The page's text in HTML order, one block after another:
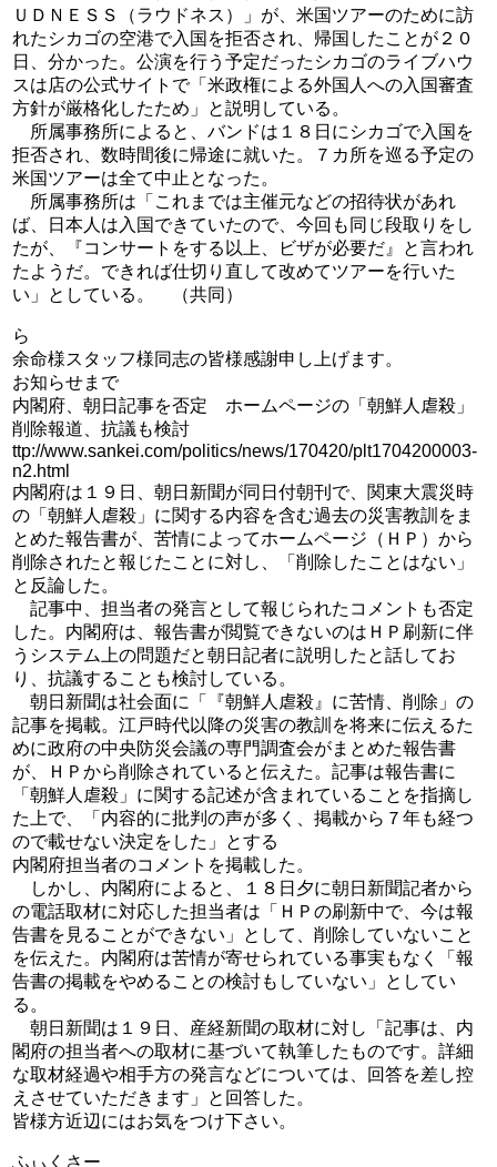
ＵＤＮＥＳＳ（ラウドネス）」が、米国ツアーのために訪
れたシカゴの空港で入国を拒否され、帰国したことが２０
日、分かった。公演を行う予定だったシカゴのライブハウ
スは店の公式サイトで「米政権による外国人への入国審査
方針が厳格化したため」と説明している。
所属事務所によると、バンドは１８日にシカゴで入国を
拒否され、数時間後に帰途に就いた。７カ所を巡る予定の
米国ツアーは全て中止となった。
所属事務所は「これまでは主催元などの招待状があれ
ば、日本人は入国できていたので、今回も同じ段取りをし
たが、『コンサートをする以上、ビザが必要だ』と言われ
たようだ。できれば仕切り直して改めてツアーを行いた
い」としている。 （共同）
ら
余命様スタッフ様同志の皆様感謝申し上げます。
お知らせまで
内閣府、朝日記事を否定 ホームページの「朝鮮人虐殺」
削除報道、抗議も検討
ttp://www.sankei.com/politics/news/170420/plt1704200003-
n2.html
内閣府は１９日、朝日新聞が同日付朝刊で、関東大震災時
の「朝鮮人虐殺」に関する内容を含む過去の災害教訓をま
とめた報告書が、苦情によってホームページ（ＨＰ）から
削除されたと報じたことに対し、「削除したことはない」
と反論した。
記事中、担当者の発言として報じられたコメントも否定
した。内閣府は、報告書が閲覧できないのはＨＰ刷新に伴
うシステム上の問題だと朝日記者に説明したと話してお
り、抗議することも検討している。
朝日新聞は社会面に「『朝鮮人虐殺』に苦情、削除」の
記事を掲載。江戸時代以降の災害の教訓を将来に伝えるた
めに政府の中央防災会議の専門調査会がまとめた報告書
が、ＨＰから削除されていると伝えた。記事は報告書に
「朝鮮人虐殺」に関する記述が含まれていることを指摘し
た上で、「内容的に批判の声が多く、掲載から７年も経つ
ので載せない決定をした」とする
内閣府担当者のコメントを掲載した。
しかし、内閣府によると、１８日夕に朝日新聞記者から
の電話取材に対応した担当者は「ＨＰの刷新中で、今は報
告書を見ることができない」として、削除していないこと
を伝えた。内閣府は苦情が寄せられている事実もなく「報
告書の掲載をやめることの検討もしていない」としてい
る。
朝日新聞は１９日、産経新聞の取材に対し「記事は、内
閣府の担当者への取材に基づいて執筆したものです。詳細
な取材経過や相手方の発言などについては、回答を差し控
えさせていただきます」と回答した。
皆様方近辺にはお気をつけ下さい。
ふぃくさー